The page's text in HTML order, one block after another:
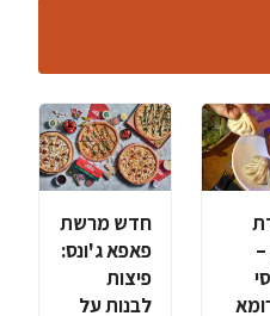
חדש מרשת
פאפא ג'ונס:
פיצות
לבנות על